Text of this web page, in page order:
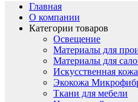
Главная
О компании
Категории товаров
Освещение
Материалы для
Материалы для
Искусственная кожа
Экокожа
Ткани для мебели